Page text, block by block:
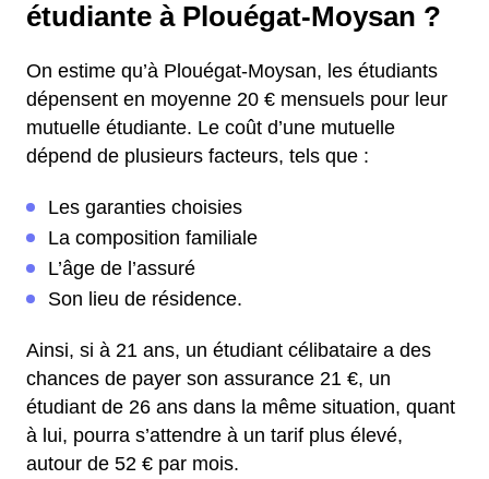
étudiante à Plouégat-Moysan ?
On estime qu’à Plouégat-Moysan, les étudiants
dépensent en moyenne 20 € mensuels pour leur
mutuelle étudiante. Le coût d’une mutuelle
dépend de plusieurs facteurs, tels que :
Les garanties choisies
La composition familiale
L’âge de l’assuré
Son lieu de résidence.
Ainsi, si à 21 ans, un étudiant célibataire a des
chances de payer son assurance 21 €, un
étudiant de 26 ans dans la même situation, quant
à lui, pourra s’attendre à un tarif plus élevé,
autour de 52 € par mois.